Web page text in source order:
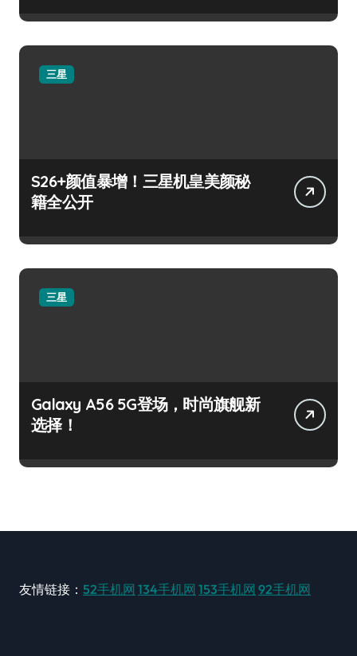
三星
S26+颜值暴增！三星机皇美颜秘
籍全公开
三星
Galaxy A56 5G登场，时尚旗舰新
选择！
友情链接： 52手机网 134手机网 153手机网 92手机网